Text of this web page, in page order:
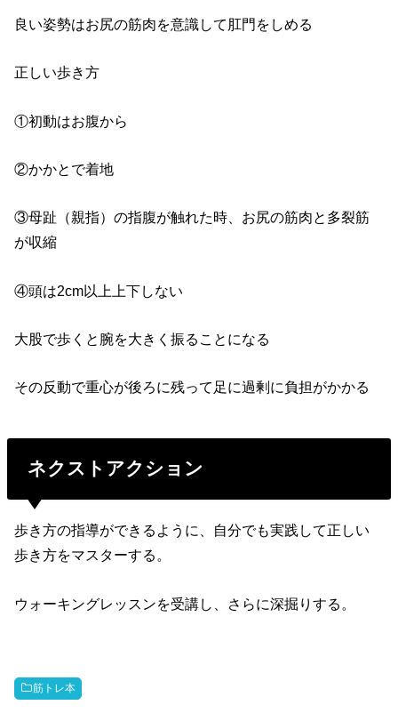
良い姿勢はお尻の筋肉を意識して肛門をしめる
正しい歩き方
①初動はお腹から
②かかとで着地
③母趾（親指）の指腹が触れた時、お尻の筋肉と多裂筋
が収縮
④頭は2cm以上上下しない
大股で歩くと腕を大きく振ることになる
その反動で重心が後ろに残って足に過剰に負担がかかる
ネクストアクション
歩き方の指導ができるように、自分でも実践して正しい
歩き方をマスターする。
ウォーキングレッスンを受講し、さらに深掘りする。
筋トレ本